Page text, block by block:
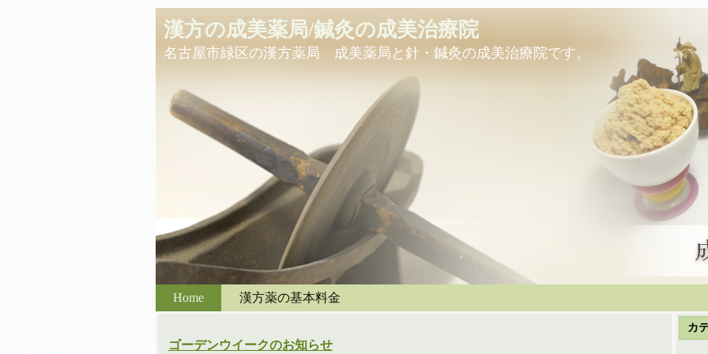
漢方の成美薬局/鍼灸の成美治療院
名古屋市緑区の漢方薬局 成美薬局と針・鍼灸の成美治療院です。
Home 漢方薬の基本料金
ゴーデンウイークのお知らせ
カ